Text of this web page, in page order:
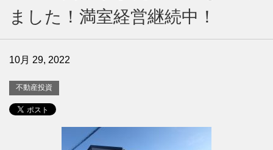
ました！満室経営継続中！
10月 29, 2022
不動産投資